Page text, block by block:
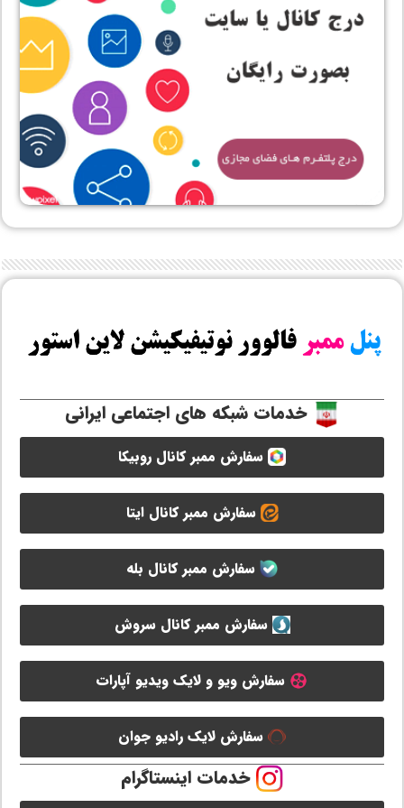
خدمات شبکه های اجتماعی ایرانی
سفارش ممبر کانال روبیکا
سفارش ممبر کانال ایتا
سفارش ممبر کانال بله
سفارش ممبر کانال سروش
سفارش ویو و لایک ویدیو آپارات
سفارش لایک رادیو جوان
خدمات اینستاگرام